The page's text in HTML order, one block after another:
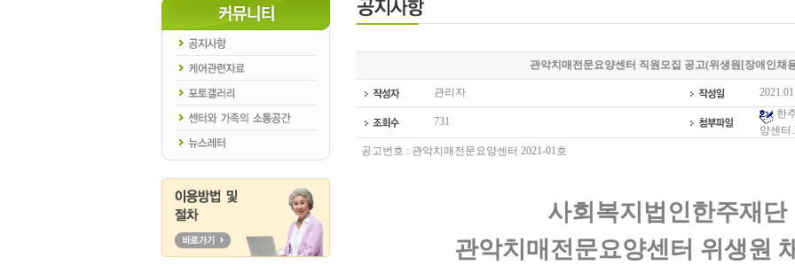
관악치매전문요양센터 직원모집 공고(위생원[장애인채
관리자
731
한
양센터
공고번호 : 관악치매전문요양센터 2021-01호
사회복지법인한주재단
관악치매전문요양센터 위생원